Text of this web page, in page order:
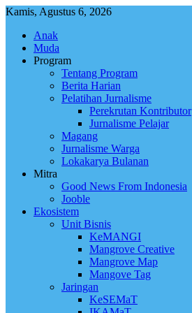
Skip
content
Kamis, Agustus 6, 2026
Anak
Muda
Program
Tentang Program
Berita Harian
Pelatihan Jurnalisme
Perekrutan Kontributor
Jurnalisme Pelajar
Magang
Jurnalisme Warga
Lokakarya Bulanan
Mitra
Good News From Indonesia
Jooble
Ekosistem
Unit Bisnis
KeMANGI
Mangrove Creative
Mangrove Map
Mangove Tag
Jaringan
KeSEMaT